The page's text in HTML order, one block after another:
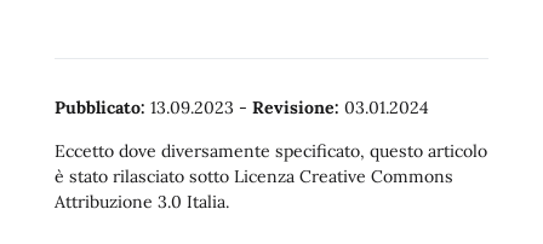
Pubblicato: 13.09.2023 - Revisione: 03.01.2024
Eccetto dove diversamente specificato, questo articolo
è stato rilasciato sotto Licenza Creative Commons
Attribuzione 3.0 Italia.